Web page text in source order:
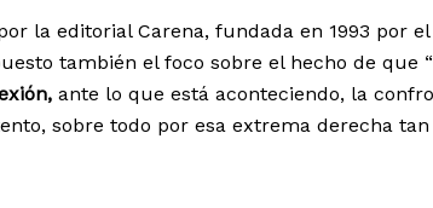
la editorial Carena, fundada en 1993 por
también el foco sobre el hecho de que
ante lo que está aconteciendo, la
sobre todo por esa extrema derecha